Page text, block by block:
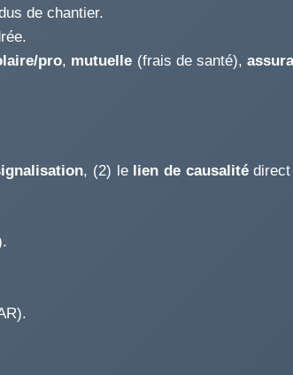
de chantier.
pro, mutuelle (frais de santé),
, (2) le lien de causalitédirect